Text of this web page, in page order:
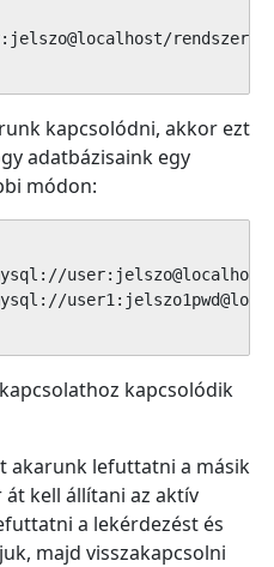
rendszer';
kapcsolódni, akkor ezt
adatbázisaink egy
módon:
kapcsolódik
akarunk lefuttatni a másik
kell állítani az aktív
a lekérdezést és
majd visszakapcsolni